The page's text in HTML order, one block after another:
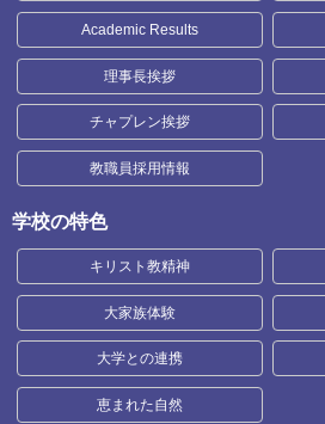
Academic Results
理事長挨拶
チャプレン挨拶
教職員採用情報
学校の特色
キリスト教精神
大家族体験
大学との連携
恵まれた自然